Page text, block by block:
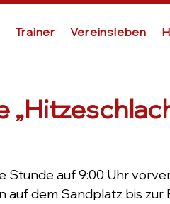
Trainer Vereinsleben
Stunde auf 9:00 Uhr
dem Sandplatz bis zur